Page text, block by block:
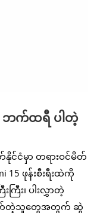
ဘက်ထရီ ပါတဲ့
နိုင်ငံမှာ တရားဝင်မိတ်
ဖုန်းစီးရီးထဲကို
ြီး၊ ပါးလွှာတဲ့
က်တဲ့သူတွေအတွက် ဆွဲ